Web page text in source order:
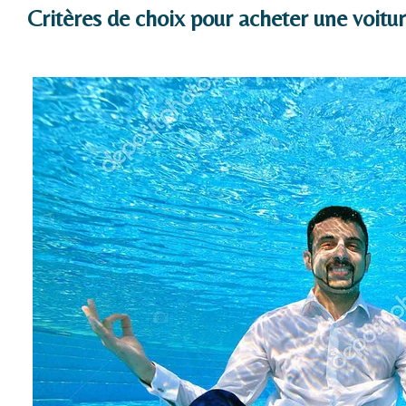
Critères de choix pour acheter une